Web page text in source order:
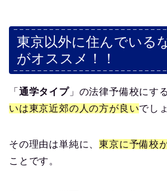
東京以外に住んでいる
がオススメ！！
「 通学タイプ」の法律予備校にす
いは東京近郊の人の方が良いでし
その理由は単純に、東京に予備校
ことです。